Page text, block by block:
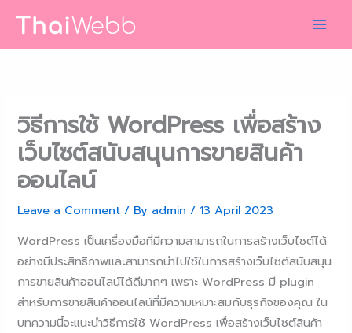
content
วิธีการใช้ WordPress เพื่อสร้าง
เว็บไซต์สนับสนุนการขายสินค้า
ออนไลน์
Leave a Comment / By admin/ 13 April 2023
WordPress เป็นเครื่องมือที่มีความสามารถในการสร้างเว็บไซต์ได้
อย่างมีประสิทธิภาพและสามารถนำไปใช้ในการสร้างเว็บไซต์สนับสนุน
การขายสินค้าออนไลน์ได้ดีมากๆ เพราะ WordPress มี plugin
สำหรับการขายสินค้าออนไลน์ที่มีความเหมาะสมกับธุรกิจของคุณ ใน
บทความนี้จะแนะนำวิธีการใช้ WordPress เพื่อสร้างเว็บไซต์สินค้า